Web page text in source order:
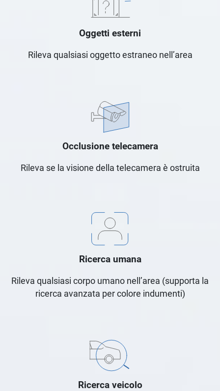
Oggetti esterni
Rileva qualsiasi oggetto estraneo nell’area
Occlusione telecamera
Rileva se la visione della telecamera è ostruita
Ricerca umana
Rileva qualsiasi corpo umano nell’area (supporta la
ricerca avanzata per colore indumenti)
Ricerca veicolo